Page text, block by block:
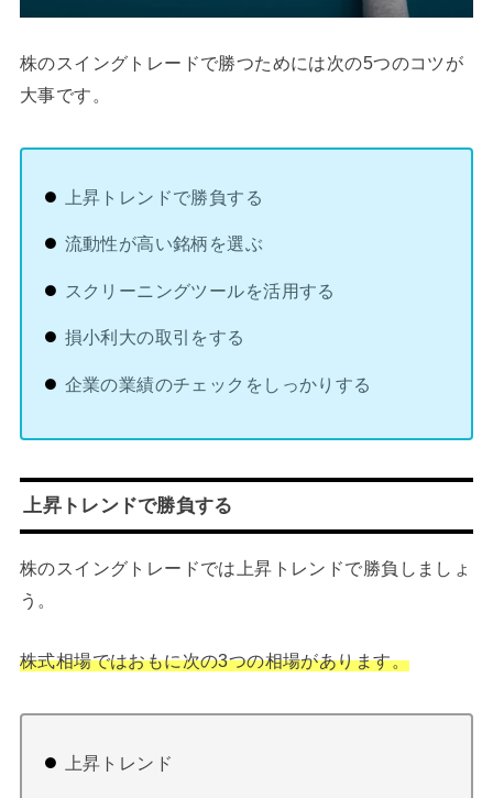
株のスイングトレードで勝つためには次の5つのコツが
大事です。
上昇トレンドで勝負する
流動性が高い銘柄を選ぶ
スクリーニングツールを活用する
損小利大の取引をする
企業の業績のチェックをしっかりする
上昇トレンドで勝負する
株のスイングトレードでは上昇トレンドで勝負しましょ
う。
株式相場ではおもに次の3つの相場があります。
上昇トレンド